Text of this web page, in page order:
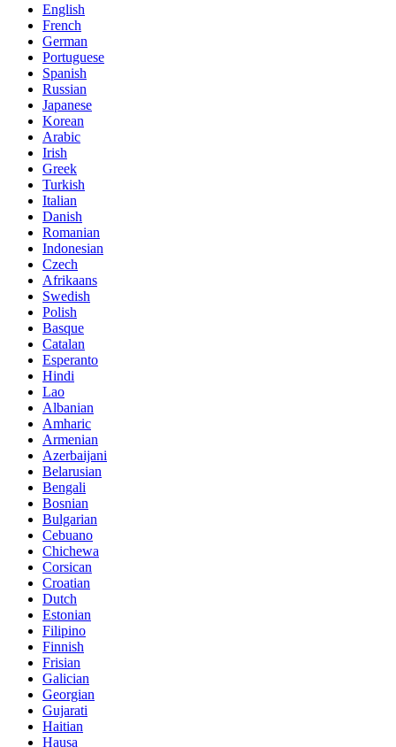
English
French
German
Portuguese
Spanish
Russian
Japanese
Korean
Arabic
Irish
Greek
Turkish
Italian
Danish
Romanian
Indonesian
Czech
Afrikaans
Swedish
Polish
Basque
Catalan
Esperanto
Hindi
Lao
Albanian
Amharic
Armenian
Azerbaijani
Belarusian
Bengali
Bosnian
Bulgarian
Cebuano
Chichewa
Corsican
Croatian
Dutch
Estonian
Filipino
Finnish
Frisian
Galician
Georgian
Gujarati
Haitian
Hausa